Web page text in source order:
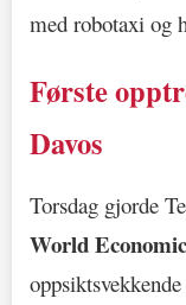
med robotaxi og
Første
Davos
Torsdag gjorde
World